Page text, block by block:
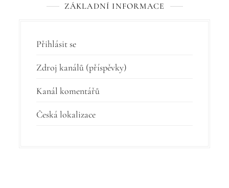
ZÁKLADNÍ INFORMACE
Přihlásit se
Zdroj kanálů (příspěvky)
Kanál komentářů
Česká lokalizace